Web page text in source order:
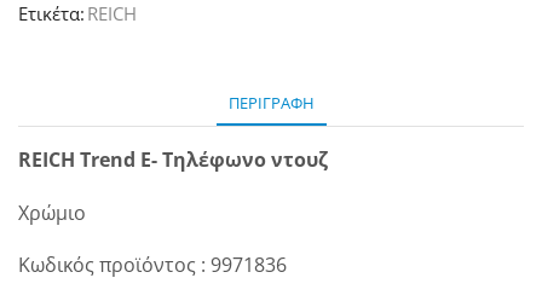
Ετικέτα: REICH
ΠΕΡΙΓΡΑΦΉ
REICH Trend E- Τηλέφωνο ντουζ
Χρώμιο
Κωδικός προϊόντος : 9971836